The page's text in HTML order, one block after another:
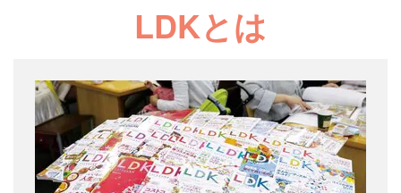
LDKとは